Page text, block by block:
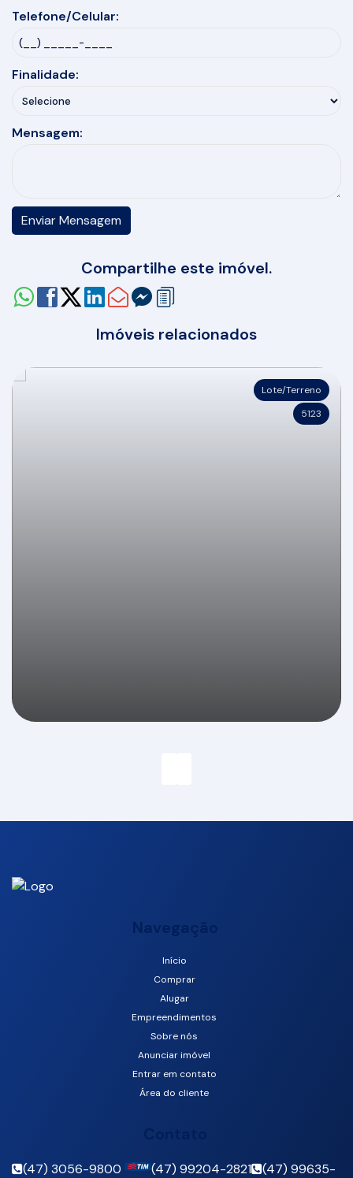
Telefone/Celular:
Finalidade:
Mensagem:
Compartilhe este imóvel.
Imóveis relacionados
Lote/Terreno
5123
Camboriú, Santa Catarina, Brasil
Navegação
Início
Comprar
Alugar
Empreendimentos
Sobre nós
Anunciar imóvel
Entrar em contato
Área do cliente
(47) 3056-9800 (47) 99204-2821
(47) 99635-